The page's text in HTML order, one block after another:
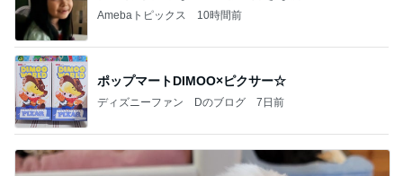
Amebaトピックス 10時間前
ポップマートDIMOO×ピクサー☆
ディズニーファン Dのブログ 7日前